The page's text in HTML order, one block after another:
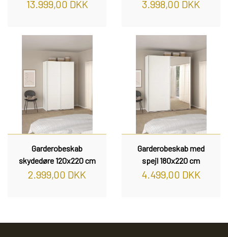
13.999,00 DKK 3.998,00 DKK
Garderobeskab
skydedøre 120x220 cm
2.999,00 DKK
Garderobeskab med
spejl 180x220 cm
4.499,00 DKK